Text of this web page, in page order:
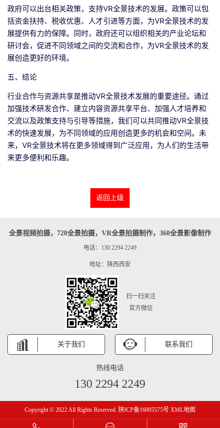
政府可以出台相关政策，支持VR全景技术的发展。政策可以包
括资金扶持、税收优惠、人才引进等方面，为VR全景技术的发
展提供有力的保障。同时，政府还可以组织相关的产业论坛和
研讨会，促进不同领域之间的交流和合作，为VR全景技术的发
展创造更好的环境。
五、结论
行业合作与资源共享是推动VR全景技术发展的重要途径。通过
加强技术研发合作、建立内容资源共享平台、加强人才培养和
交流以及政策支持与引导等措施，我们可以共同推动VR全景技
术的快速发展，为不同领域的应用创造更多的机会和空间。未
来，VR全景技术将在更多领域得到广泛应用，为人们的生活带
来更多便利和乐趣。
返回上级
全景视频拍摄，720全景拍摄，VR全景拍摄制作，360全景影像制作
电话：130 2294 2249
地址：陕西西安
扫一扫关注
官方微信
关于我们 联系我们
热线电话
130 2294 2249
Copyright © 2022 All Rights Reserved. 陕ICP备16005575号 XML地图